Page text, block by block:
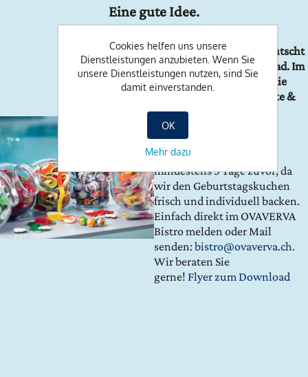
Eine gute Idee.
Die Rasselbande spielt, rutscht
und planscht im Hallenbad. Im
Hallenbad-Bistro steigt die
Party mit Geburtstagstorte &
Co.
Bitte reservieren Sie
mindestens 3 Tage zuvor, da
wir den Geburtstagskuchen
frisch und individuell backen.
Einfach direkt im OVAVERVA
Bistro melden oder Mail
senden:bistro@ovaverva.ch.
Wir beraten Sie
gerne! Flyer zum Download
Cookies helfen uns unsere
Dienstleistungen anzubieten. Wenn Sie
unsere Dienstleistungen nutzen, sind Sie
damit einverstanden.
OK
Mehr dazu